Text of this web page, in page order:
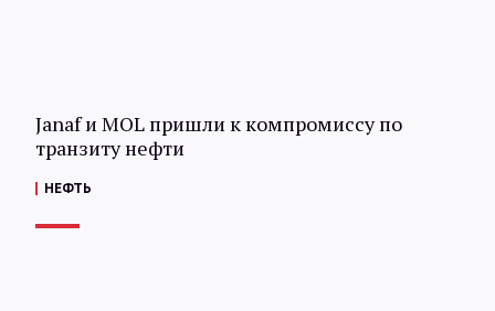
Janaf и MOL пришли к компромиссу по
транзиту нефти
НЕФТЬ